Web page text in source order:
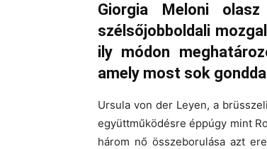
Giorgia Meloni
szélsőjobboldali
ily módon
amely most sok
Ursula von der Leyen, a
együttműködésre éppúgy mint
három nő összeborulása azt